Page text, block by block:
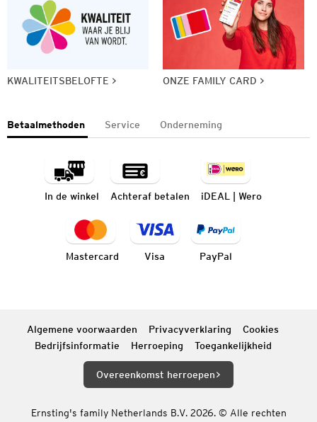
KWALITEITSBELOFTE ONZE FAMILY CARD
Betaalmethoden Service Onderneming
In de winkel Achteraf betalen iDEAL | Wero
Mastercard Visa PayPal
Algemene voorwaarden Privacyverklaring
Cookies
Bedrijfsinformatie
Herroeping Toegankelijkheid
Overeenkomst herroepen
Ernsting's family Netherlands B.V. 2026. © Alle rechten